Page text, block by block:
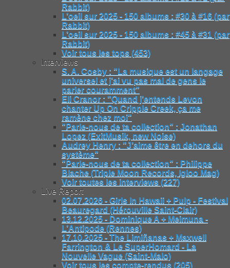
Rabbit)
L’oeil sur 2025 - 150 albums : #30 à #16 (par
Rabbit)
L’oeil sur 2025 - 150 albums : #45 à #31 (par
Rabbit)
Voir tous les tops (453)
Interviews
S. A. Cosby : "La musique est un langage
universel et j’ai vu pas mal de gens le
parler couramment"
Eli Cranor : "Quand j’entends Levon
chanter Up On Cripple Creek, ça me
ramène chez moi"
"Parle-nous de ta collection" : Jonathan
Lopez (ExitMusik, new Noise)
Audrey Henry : "J’aime être en dehors du
système"
"Parle-nous de ta collection" : Philippe
Blache (Triple Moon Records, Igloo Mag)
Voir toutes les interviews (227)
Live Report
02.07.2026 - Girls In Hawaii + Pulp - Festival
Beauregard (Hérouville Saint-Clair)
13.12.2025 - Dominique A + Meimuna -
L’Antipode (Rennes)
17.10.2025 - The Limiñanas + Maxwell
Farrington & Le SuperHomard - La
Nouvelle Vague (Saint-Malo)
Voir tous les compte-rendus (205)